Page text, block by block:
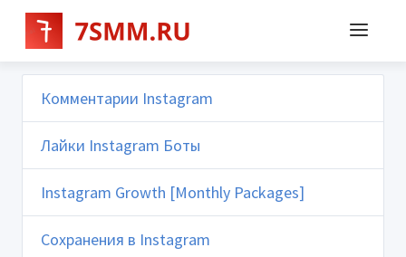
Комментарии Instagram
Лайки Instagram Боты
Instagram Growth [Monthly Packages]
Сохранения в Instagram